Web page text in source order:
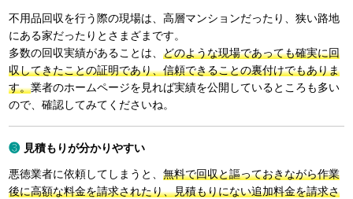
不用品回収を行う際の現場は、高層マンションだったり、狭い路地
にある家だったりとさまざまです。
多数の回収実績があることは、どのような現場であっても確実に回
収してきたことの証明であり、信頼できることの裏付けでもありま
す。業者のホームページを見れば実績を公開しているところも多い
ので、確認してみてくださいね。
見積もりが分かりやすい
悪徳業者に依頼してしまうと、無料で回収と謳っておきながら作業
後に高額な料金を請求されたり、見積もりにない追加料金を請求さ